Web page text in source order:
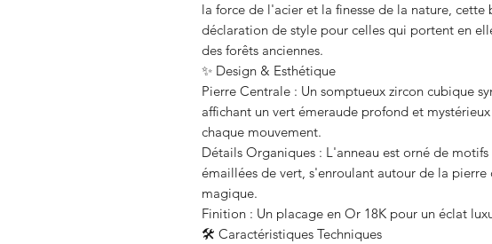
la force de l'acier et la finesse de la nature, cette
déclaration de style pour celles qui portent en
des forêts anciennes.
✨ Design & Esthétique
Pierre Centrale : Un somptueux zircon cubique
affichant un vert émeraude profond et
chaque mouvement.
Détails Organiques : L'anneau est orné de
émaillées de vert, s'enroulant autour de la pierre
magique.
Finition : Un placage en Or 18K pour un éclat
🛠️ Caractéristiques Techniques